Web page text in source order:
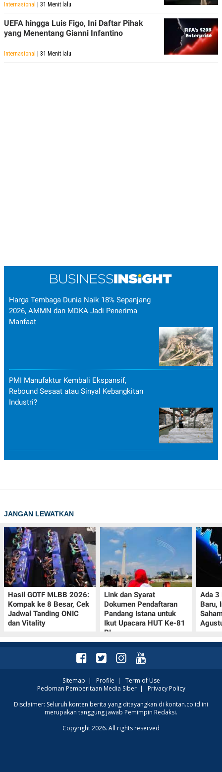
Internasional | 31 Menit lalu
UEFA hingga Luis Figo, Ini Daftar Pihak
yang Menentang Gianni Infantino
Internasional | 31 Menit lalu
Harga Tembaga Dunia Naik 18% Sepanjang
2026, AMMN dan MDKA Jadi Penerima
Manfaat
PMI Manufaktur Kembali Ekspansif,
Rebound Sesaat atau Sinyal Kebangkitan
Industri?
JANGAN LEWATKAN
Hasil GOTF MLBB 2026:
Kompak ke 8 Besar, Cek
Jadwal Tanding ONIC
dan Vitality
Link dan Syarat
Dokumen Pendaftaran
Pandang Istana untuk
Ikut Upacara HUT Ke-81
RI
Ada 3
Baru,
Sitemap | Profile | Term of Use
Pedoman Pemberitaan Media Siber| Privacy Policy
Disclaimer: Seluruh konten berita yang ditayangkan di kontan.co.id ini
merupakan tanggung jawab Pemimpin Redaksi.
Copyright 2026. All rights reserved